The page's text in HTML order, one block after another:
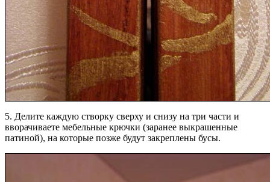
5. Делите каждую створку сверху и снизу на три части и
вворачиваете мебельные крючки (заранее выкрашенные
патиной), на которые позже будут закреплены бусы.